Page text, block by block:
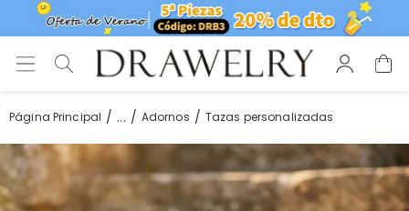
Página Principal ... Adornos Tazas personalizadas